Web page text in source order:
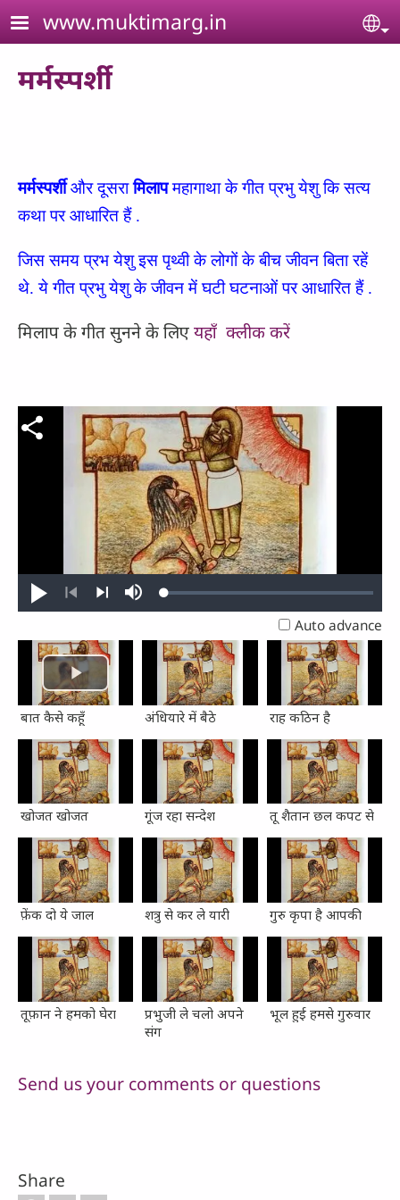
Skip to main content
www.muktimarg.in
मर्मस्पर्शी
मर्मस्पर्शीऔर दूसरामिलापमहागाथा के गीत प्रभु येशु कि सत्य
कथा पर आधारित हैं .
जिस समय प्रभ येशु इस पृथ्वी के लोगों के बीच जीवन बिता रहें
थे. ये गीत प्रभु येशु के जीवन में घटी घटनाओं पर आधारित हैं .
मिलाप के गीत सुनने के लिएयहाँ क्लीक करें
Play MuteLoaded:
0.36%
Auto advance
बात कैसे कहूँ अंधियारे में बैठे राह कठिन है
खोजत खोजत गूंज रहा सन्देश तू शैतान छल कपट से
फ़ेंक दो ये जाल शत्रु से कर ले यारी गुरु कृपा है आपकी
तूफ़ान ने हमको घेरा
प्रभुजी ले चलो अपने
संग
भूल हुई हमसे गुरुवार
Send us your comments or questions
Share